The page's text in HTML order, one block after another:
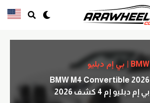
BMW | بي إم دبليو
BMW M4 Convertible 2026
بي إم دبليو إم 4 كشف 2026